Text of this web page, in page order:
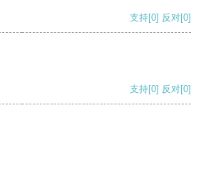
支持[0] 反对[0]
支持[0] 反对[0]